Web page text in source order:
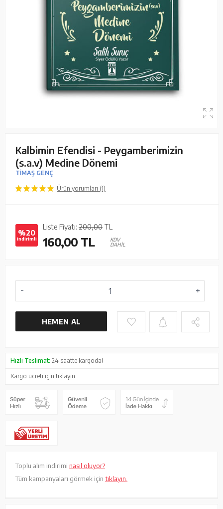
Kalbimin Efendisi - Peygamberimizin
(s.a.v) Medine Dönemi
TİMAŞ GENÇ
Ürün yorumları (1)
%20
indirimli
Liste Fiyatı: 200,00 TL
160,00 TL
KDV
DAHİL
HEMEN AL
Hızlı Teslimat: 24 saatte kargoda!
Kargo ücreti içintıklayın
Toplu alım indirimi nasıl oluyor?
Tüm kampanyaları görmek için tıklayın.